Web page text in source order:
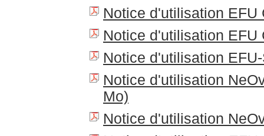
Notice d'utilisation EFU
Notice d'utilisation EFU
Notice d'utilisation
Notice d'utilisation
Mo)
Notice d'utilisation